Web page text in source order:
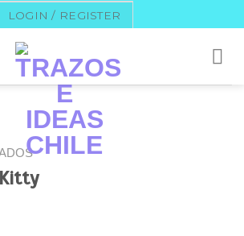
LOGIN / REGISTER